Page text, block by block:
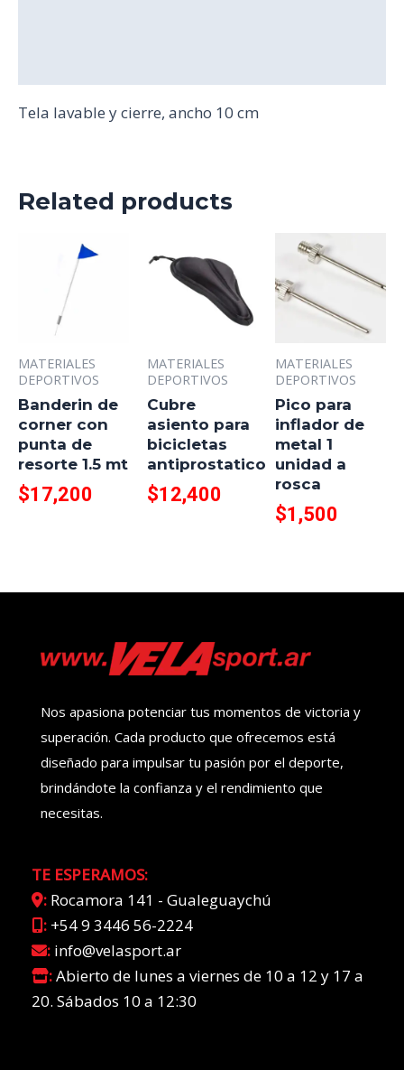
Tela lavable y cierre, ancho 10 cm
Related products
MATERIALES
DEPORTIVOS
Banderin de
corner con
punta de
resorte 1.5 mt
$17,200
MATERIALES
DEPORTIVOS
Cubre
asiento para
bicicletas
antiprostatico
$12,400
MATERIALES
DEPORTIVOS
Pico para
inflador de
metal 1
unidad a
rosca
$1,500
Nos apasiona potenciar tus momentos de victoria y
superación. Cada producto que ofrecemos está
diseñado para impulsar tu pasión por el deporte,
brindándote la confianza y el rendimiento que
necesitas.
TE ESPERAMOS:
: Rocamora 141 - Gualeguaychú
: +54 9 3446 56-2224
: info@velasport.ar
:Abierto de lunes a viernes de 10 a 12 y 17 a
20. Sábados 10 a 12:30